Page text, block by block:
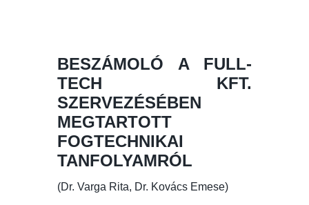
BESZÁMOLÓ A FULL-
TECH KFT.
SZERVEZÉSÉBEN
MEGTARTOTT
FOGTECHNIKAI
TANFOLYAMRÓL
(Dr. Varga Rita, Dr. Kovács Emese)